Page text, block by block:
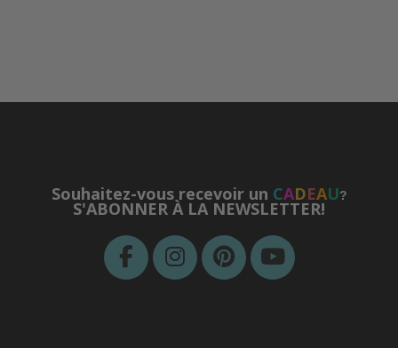
Souhaitez-vous recevoir un CADEAU?
S'ABONNER À LA NEWSLETTER!